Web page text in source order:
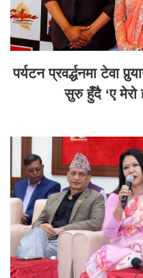
पर्यटन प्रवर्द्धनमा टेवा
सुरु हुँदै ‘ए